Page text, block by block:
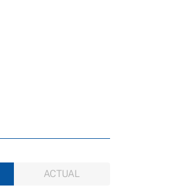
ACTUAL